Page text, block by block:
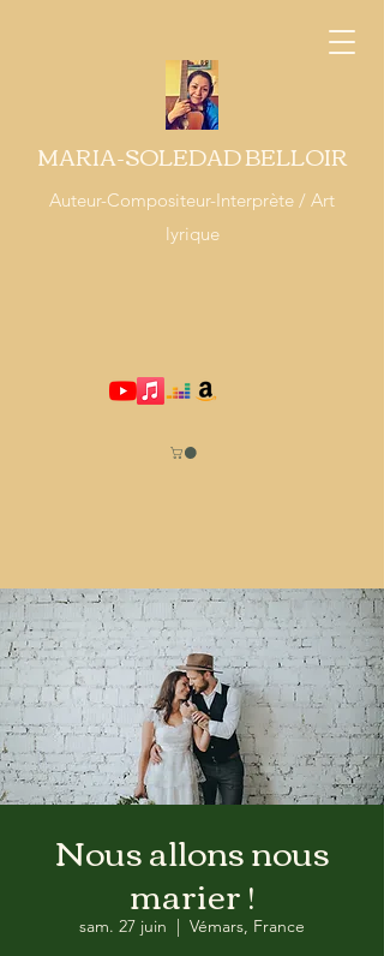
MARIA-SOLEDAD BELLOIR
Auteur-Compositeur-Interprète / Art
lyrique
Nous allons nous
marier !
sam. 27 juin
  |
Vémars, France